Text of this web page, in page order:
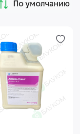
По умолчанию